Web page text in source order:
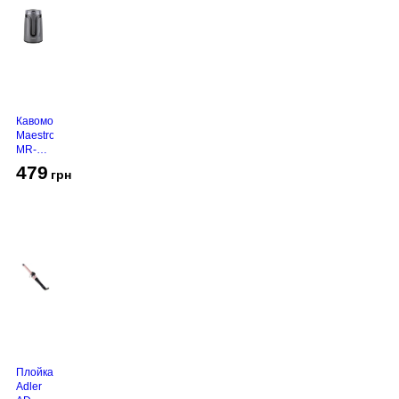
Кавомолка
Maestro
MR-
Grey
479 грн
Плойка
Adler